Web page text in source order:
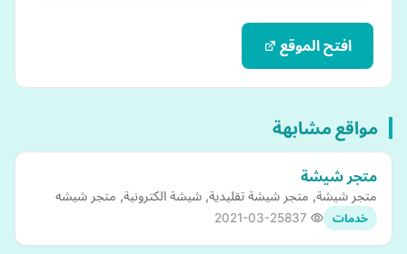
افتح الموقع
مواقع مشابهة
متجر شيشة
متجر شيشة, متجر شيشة تقليدية, شيشة الكترونية, متجر شيشه
خدمات 2021-03-25